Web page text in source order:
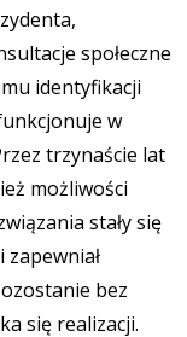
społeczne
identyfikacji
w
trzynaście lat
możliwości
stały się
bez
się realizacji.